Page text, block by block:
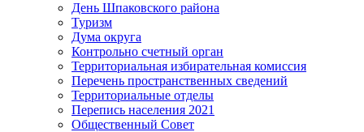
День Шпаковского района
Туризм
Дума округа
Контрольно счетный орган
Территориальная избирательная комиссия
Перечень пространственных сведений
Территориальные отделы
Перепись населения 2021
Общественный Совет